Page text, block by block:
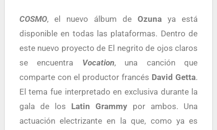
COSMO, el nuevo álbum deOzuna ya está
disponible en todas las plataformas. Dentro de
este nuevo proyecto de El negrito de ojos claros
se encuentra Vocation, una canción que
comparte con el productor francés David Getta.
El tema fue interpretado en exclusiva durante la
gala de los Latin Grammy por ambos. Una
actuación electrizante en la que, como ya es